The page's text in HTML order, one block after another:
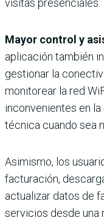
visitas presenciales.
Mayor control y
aplicación también
gestionar la
monitorear la red
inconvenientes en
técnica cuando sea
Asimismo, los
facturación,
actualizar datos de
servicios desde una